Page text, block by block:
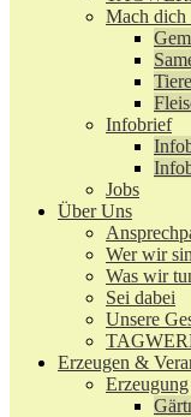
Mach dich
Tiere
Infobrief
Jobs
Über Uns
Wer wir
Was wir
Sei dabei
Unsere
Erzeugen &
Erzeugung